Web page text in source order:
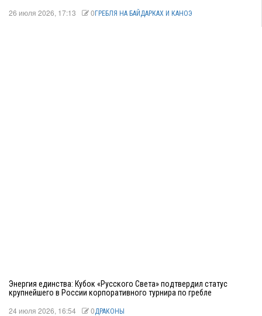
26 июля 2026, 17:13 0ГРЕБЛЯ НА БАЙДАРКАХ И КАНОЭ
Энергия единства: Кубок «Русского Света» подтвердил статус
крупнейшего в России корпоративного турнира по гребле
24 июля 2026, 16:54 0ДРАКОНЫ